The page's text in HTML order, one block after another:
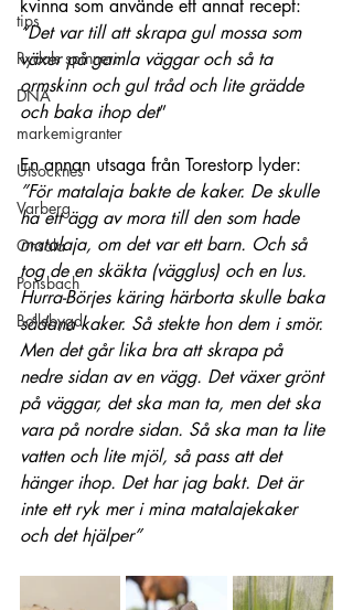
tips
Rydals spinneri
DNA
markemigranter
Utsocknes
Varberg
Onsala
Ponsbach
Bollebygd
kvinna som använde ett annat recept:
”Det var till att skrapa gul mossa som
växer på gamla väggar och så ta
ormskinn och gul tråd och lite grädde
och baka ihop det”
En annan utsaga från Torestorp lyder:
”För matalaja bakte de kaker. De skulle
ha ett ägg av mora till den som hade
matalaja, om det var ett barn. Och så
tog de en skäkta (vägglus) och en lus.
Hurra-Börjes käring härborta skulle baka
sådana kaker. Så stekte hon dem i smör.
Men det går lika bra att skrapa på
nedre sidan av en vägg. Det växer grönt
på väggar, det ska man ta, men det ska
vara på nordre sidan. Så ska man ta lite
vatten och lite mjöl, så pass att det
hänger ihop. Det har jag bakt. Det är
inte ett ryk mer i mina matalajekaker
och det hjälper”